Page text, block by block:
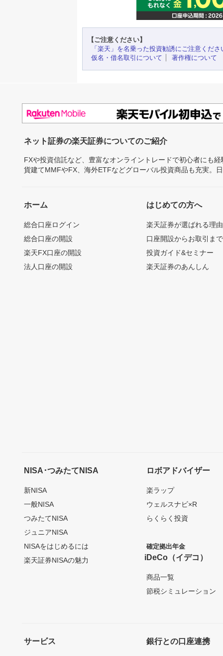
【ご注意ください】
「楽天」を名乗った投資勧誘にご注意くださ
仮名・借名取引について
著作権について
ネット証券の楽天証券についてのご紹介
FXや投資信託など、豊富なオンライントレードで初心者にも
貨建てMMFやFX、海外ETFなどグローバル投資商品も充実。
ホーム
総合口座ログイン
総合口座の開設
楽天FX口座の開設
法人口座の開設
はじめての方へ
楽天証券が選ばれる理由
口座開設からお取引ま
投資ガイド&セミナー
楽天証券のあんしん
NISA･つみたてNISA
新NISA
一般NISA
つみたてNISA
ジュニアNISA
NISAをはじめるには
楽天証券NISAの魅力
ロボアドバイザー
楽ラップ
ウェルスナビ×R
らくらく投資
確定拠出年金
iDeCo（イデコ）
商品一覧
節税シミュレーション
サービス 銀行との口座連携